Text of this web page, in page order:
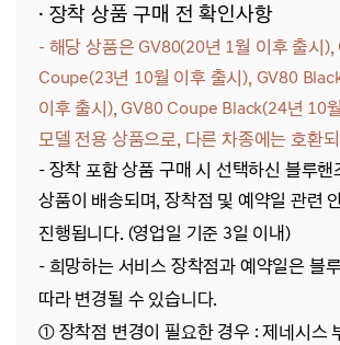
· 장착 상품 구매 전 확인사항
- 해당 상품은 GV80(20년 1월 이후 출시),
Coupe(23년 10월 이후 출시), GV80
이후 출시), GV80 Coupe Black(24년 10
모델 전용 상품으로, 다른 차종에는 호환
- 장착 포함 상품 구매 시 선택하신 블루핸
상품이 배송되며, 장착점 및 예약일 관련
진행됩니다. (영업일 기준 3일 이내)
- 희망하는 서비스 장착점과 예약일은 블
따라 변경될 수 있습니다.
① 장착점 변경이 필요한 경우 : 제네시스